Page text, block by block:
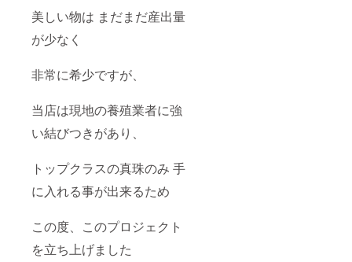
美しい物は まだまだ産出量
が少なく
非常に希少ですが、
当店は現地の養殖業者に強
い結びつきがあり、
トップクラスの真珠のみ 手
に入れる事が出来るため
この度、このプロジェクト
を立ち上げました